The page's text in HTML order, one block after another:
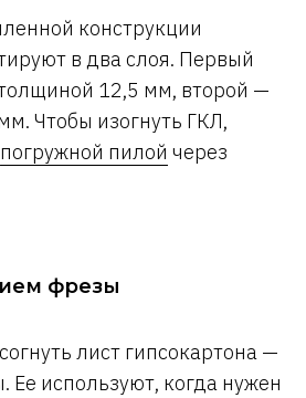
конструкции
в два слоя. Первый
12,5 мм, второй —
Чтобы изогнуть ГКЛ,
погружной пилой через
фрезы
лист гипсокартона —
используют, когда нужен